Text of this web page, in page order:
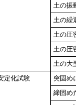
土の振
土の繰
土の圧
土の圧
土の大
定化試験
突固め
締固め